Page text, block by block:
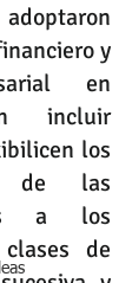
y
en
incluir
los
de las
a los
de